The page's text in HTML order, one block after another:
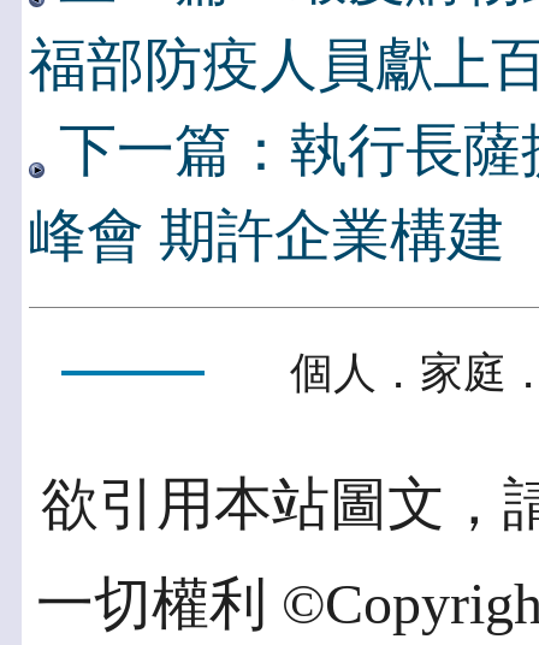
福部防疫人員獻上
下一篇：執行長
峰會 期許企業構建
個人．家庭
欲引用本站圖文，
一切權利